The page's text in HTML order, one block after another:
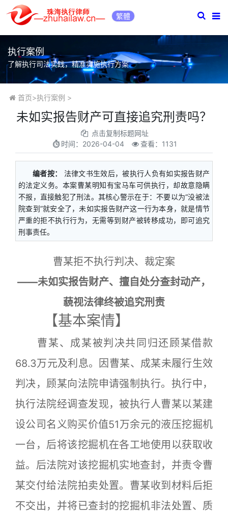
繁體
执行案例
了解执行司法实践，精准实施执行方案
首页>执行案例 >
未如实报告财产可直接追究刑责吗？
点击复制标题网址
时间： 2026-04-04 查看：1131
编者按：
法律文书生效后，被执行人负有如实报告财产
的法定义务。本案曹某明知有宝马车可供执行，却故意隐瞒
不报，直接触犯了刑法。其核心警示在于：不要以为“没被法
院查到”就安全了，未如实报告财产这一行为本身，就是情节
严重的拒不执行行为，无需等到财产被转移成功，即可追究
刑事责任。
曹某拒不执行判决、裁定案
——未如实报告财产、擅自处分查封动产，
藐视法律终被追究刑责
【基本案情】
曹某、成某被判决共同归还顾某借款
68.3万元及利息。因曹某、成某未履行生效
判决，顾某向法院申请强制执行。执行中，
执行法院经调查发现，被执行人曹某以某建
设公司名义购买价值51万余元的液压挖掘机
一台，后将该挖掘机在各工地使用以获取收
益。后法院对该挖掘机实地查封，并责令曹
某交付给法院拍卖处置。曹某收到材料后拒
不交出，并将已查封的挖掘机非法处置、质